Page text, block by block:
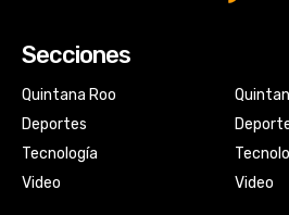
Secciones
Quintana Roo
Deportes
Tecnología
Video
Video